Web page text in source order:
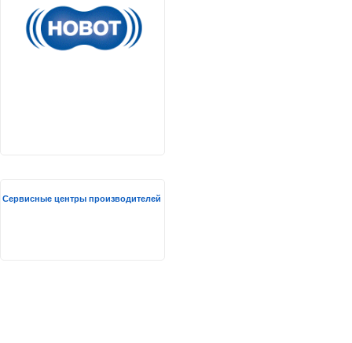
Сервисные центры производителей